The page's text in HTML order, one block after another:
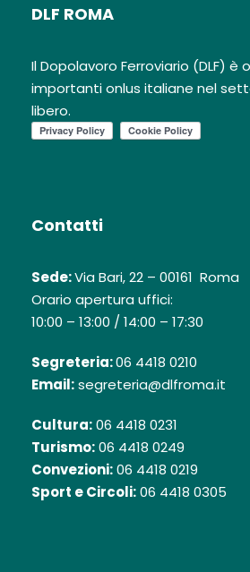
DLF ROMA
Il Dopolavoro Ferroviario (DLF) è
importanti onlus italiane nel
libero.
Contatti
Sede:Via Bari, 22 – 00161 Roma
Orario apertura uffici:
10:00 – 13:00 / 14:00 – 17:30
Segreteria:06 4418 0210
Email:segreteria@dlfroma.it
Cultura:06 4418 0231
Turismo:06 4418 0249
Convezioni:06 4418 0219
Sport e Circoli:06 4418 0305